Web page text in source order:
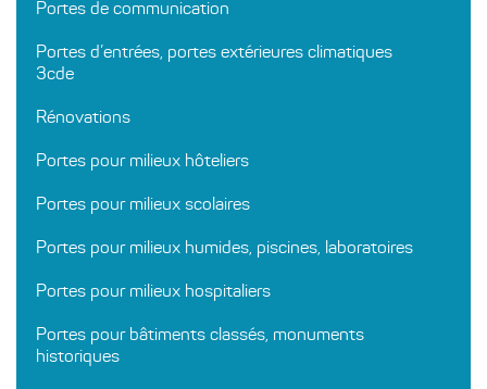
Portes de communication
Portes d’entrées, portes extérieures climatiques
3cde
Rénovations
Portes pour milieux hôteliers
Portes pour milieux scolaires
Portes pour milieux humides, piscines, laboratoires
Portes pour milieux hospitaliers
Portes pour bâtiments classés, monuments
historiques